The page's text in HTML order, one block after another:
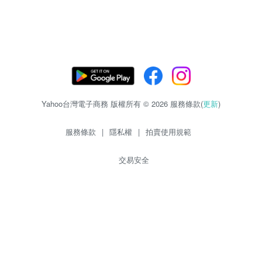
Yahoo台灣電子商務 版權所有 © 2026 服務條款(更新)
服務條款 | 隱私權 | 拍賣使用規範
交易安全